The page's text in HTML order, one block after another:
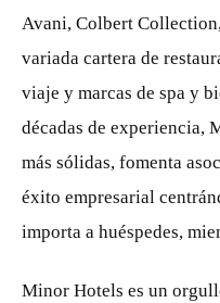
Avani, Colbert
variada cartera de
viaje y marcas de spa y
décadas de experiencia,
más sólidas, fomenta
éxito empresarial
importa a huéspedes,
Minor Hotels es un